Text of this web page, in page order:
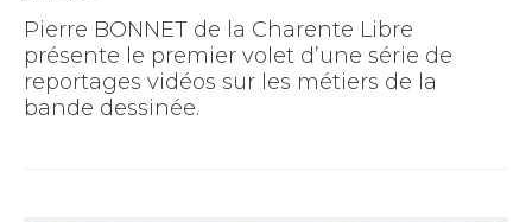
Pierre BONNET de la Charente Libre
présente le premier volet d’une série de
reportages vidéos sur les métiers de la
bande dessinée.